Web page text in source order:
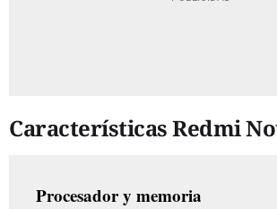
Características Redmi
Procesador y memoria